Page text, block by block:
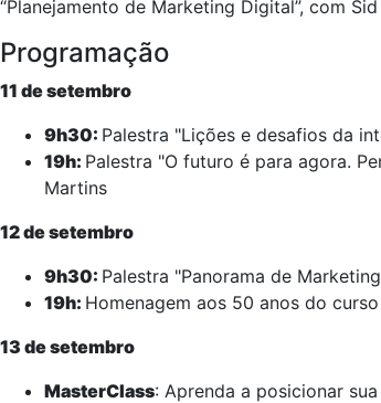
“Planejamento de Marketing Digital”, com
Programação
11 de setembro
9h30: Palestra "Lições e desafios da
19h: Palestra "O futuro é para agora.
Martins
12 de setembro
9h30: Palestra "Panorama de
19h: Homenagem aos 50 anos do
13 de setembro
MasterClass: Aprenda a posicionar